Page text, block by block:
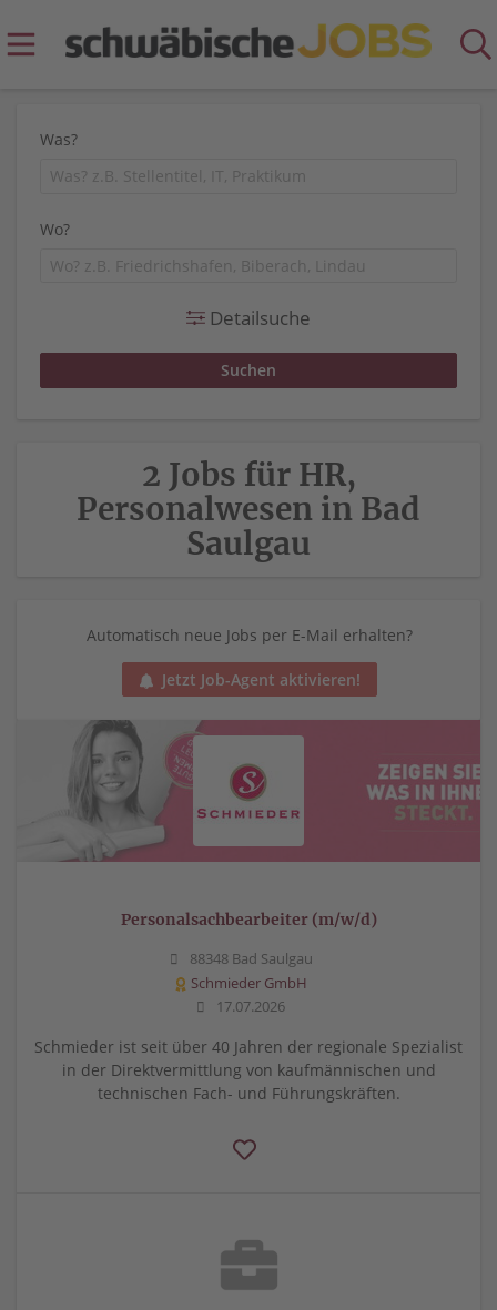
Was?
Wo?
Detailsuche
2 Jobs für HR,
Personalwesen in Bad
Saulgau
Automatisch neue Jobs per E-Mail erhalten?
Jetzt Job-Agent aktivieren!
Personalsachbearbeiter (m/w/d)
88348 Bad Saulgau
Schmieder GmbH
17.07.2026
Schmieder ist seit über 40 Jahren der regionale Spezialist
in der Direktvermittlung von kaufmännischen und
technischen Fach- und Führungskräften.